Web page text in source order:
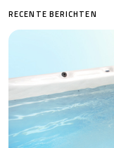
RECENTE BERICHTEN